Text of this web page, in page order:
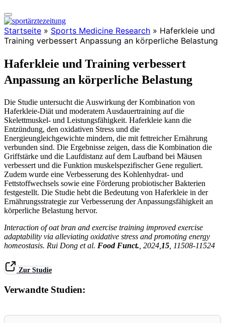
Startseite » Sports Medicine Research » Haferkleie und
Training verbessert Anpassung an körperliche Belastung
Haferkleie und Training verbessert
Anpassung an körperliche Belastung
Die Studie untersucht die Auswirkung der Kombination von
Haferkleie-Diät und moderatem Ausdauertraining auf die
Skelettmuskel- und Leistungsfähigkeit. Haferkleie kann die
Entzündung, den oxidativen Stress und die
Energieungleichgewichte mindern, die mit fettreicher Ernährung
verbunden sind. Die Ergebnisse zeigen, dass die Kombination die
Griffstärke und die Laufdistanz auf dem Laufband bei Mäusen
verbessert und die Funktion muskelspezifischer Gene reguliert.
Zudem wurde eine Verbesserung des Kohlenhydrat- und
Fettstoffwechsels sowie eine Förderung probiotischer Bakterien
festgestellt. Die Studie hebt die Bedeutung von Haferkleie in der
Ernährungsstrategie zur Verbesserung der Anpassungsfähigkeit an
körperliche Belastung hervor.
Interaction of oat bran and exercise training improved exercise
adaptability via alleviating oxidative stress and promoting energy
homeostasis. Rui Dong et al. Food Funct. , 2024, 15 , 11508-11524
Zur Studie
Verwandte Studien: